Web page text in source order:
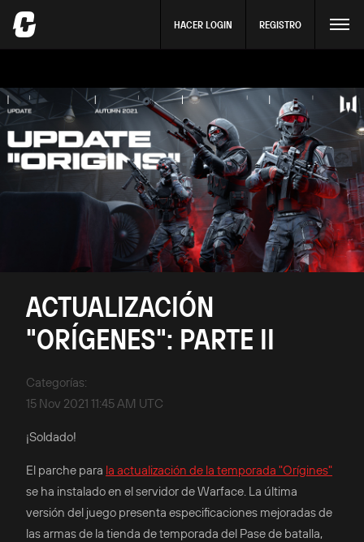
HACER LOGIN REGISTRO
ACTUALIZACIÓN
"ORÍGENES": PARTE II
Categorías:
15 Nov 2021 11:45 AM UTC
¡Soldado!
El parche para la actualización de la temporada "Orígines"
se ha instalado en el servidor de Warface. La última
versión del juego presenta especificaciones mejoradas de
las armas de la tienda de temporada del Pase de batalla,